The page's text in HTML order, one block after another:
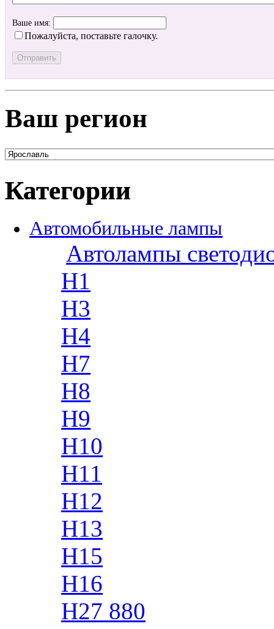
Ваше имя:
Пожалуйста, поставьте галочку.
Ваш регион
Категории
Автомобильные лампы
Автолампы
H1
H3
H4
H7
H8
H9
H10
H11
H12
H13
H15
H16
H27 880